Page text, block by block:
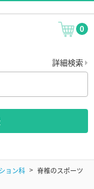
0
詳細検索
ョン科
脊椎のスポーツ